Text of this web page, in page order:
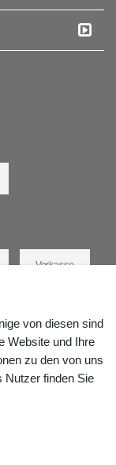
Vorkasse
von diesen sind
Website und Ihre
zu den von uns
Nutzer finden Sie